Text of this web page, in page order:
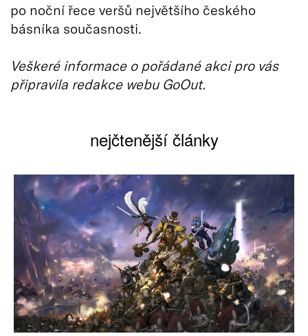
po noční řece veršů největšího českého
básníka současnosti.
Veškeré informace o pořádané akci pro vás
připravila redakce webu GoOut.
nejčtenější články